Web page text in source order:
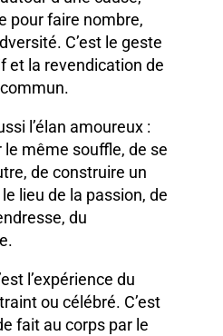
pour faire nombre,
C’est le geste
et la revendication de
l’élan amoureux :
le même souffle, de se
de construire un
lieu de la passion, de
du
l’expérience du
ou célébré. C’est
fait au corps par le